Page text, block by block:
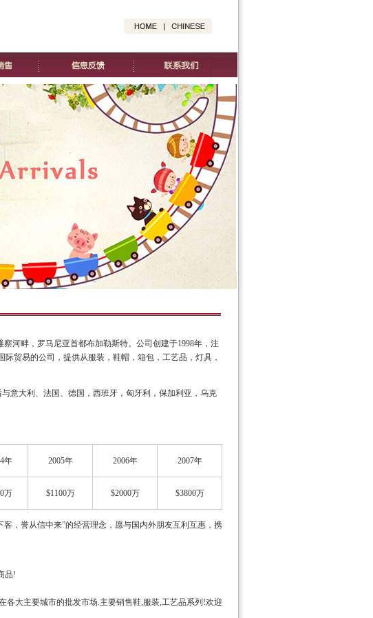
河畔，罗马尼亚首都布加勒斯特。公司创建于1998年，注
贸易的公司，提供从服装，鞋帽，箱包，工艺品，灯具，
意大利、法国、德国，西班牙，匈牙利，保加利亚，乌克
年 2005年 2006年 2007年
万 $1100万 $2000万 $3800万
，誉从信中来”的经营理念，愿与国内外朋友互利互惠，携
品!
各大主要城市的批发市场.主要销售鞋,服装,工艺品系列!欢迎